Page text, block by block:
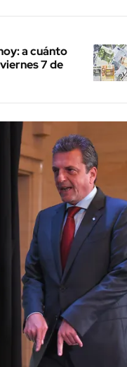
a cuánto
7 de